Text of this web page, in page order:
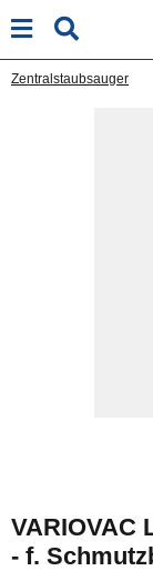
Zentralstaubsauger
VARIOVAC
- f.